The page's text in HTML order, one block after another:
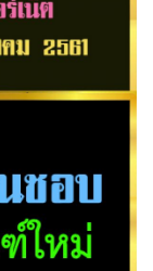
รับสมัครสอบ